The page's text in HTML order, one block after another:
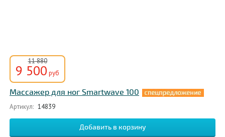
11 880
9 500 руб
Массажер для ног Smartwave 100
Артикул: 14839